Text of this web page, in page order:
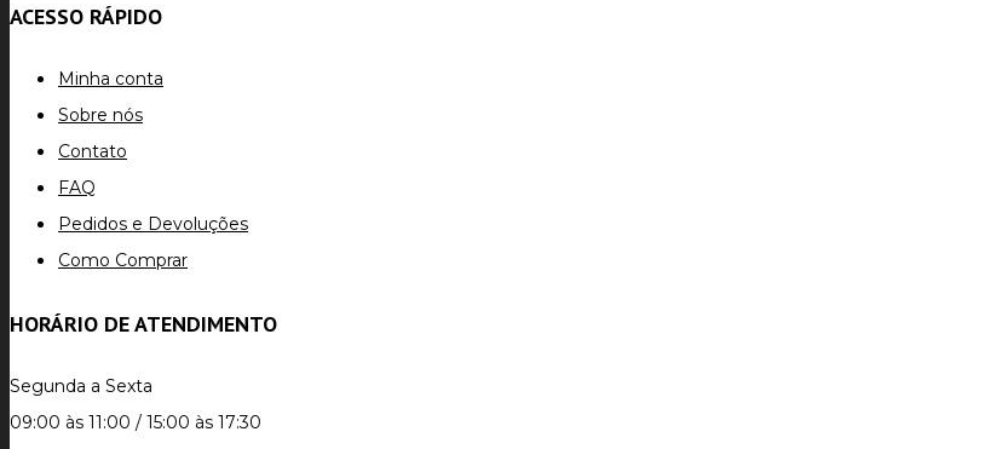
ACESSO RÁPIDO
Minha conta
Sobre nós
Contato
FAQ
Pedidos e Devoluções
Como Comprar
HORÁRIO DE ATENDIMENTO
Segunda a Sexta
09:00 às 11:00 / 15:00 às 17:30